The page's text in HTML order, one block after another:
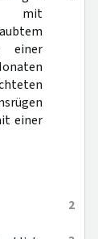
mit
einer
einer
2